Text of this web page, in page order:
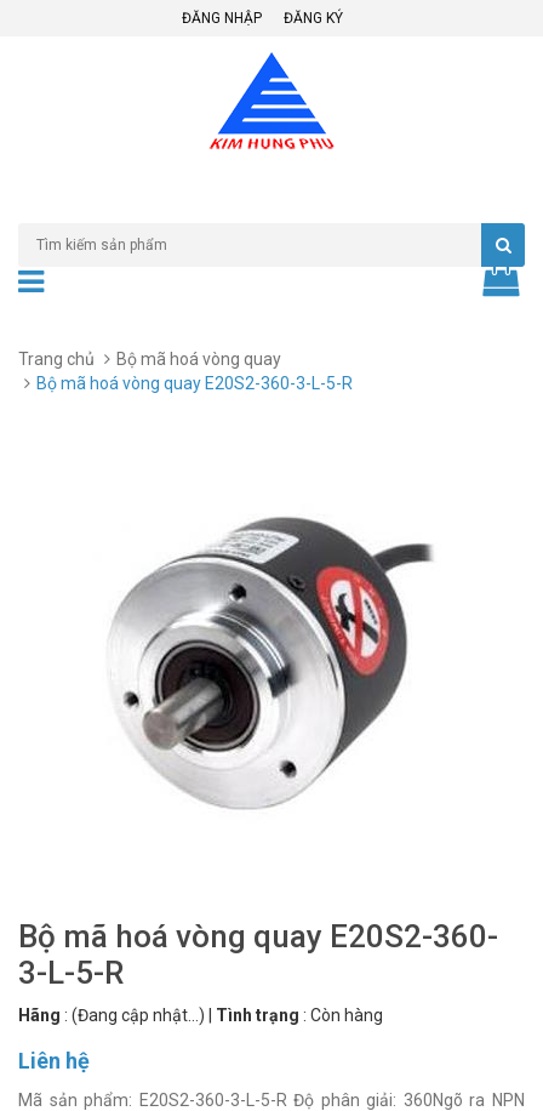
ĐĂNG NHẬP ĐĂNG KÝ
Trang chủ
Bộ mã hoá vòng quay
Bộ mã hoá vòng quay E20S2-360-3-L-5-R
Bộ mã hoá vòng quay E20S2-360-
3-L-5-R
Hãng : (Đang cập nhật...) Tình trạng : Còn hàng
Liên hệ
Mã sản phẩm: E20S2-360-3-L-5-R Độ phân giải: 360Ngõ ra NPN